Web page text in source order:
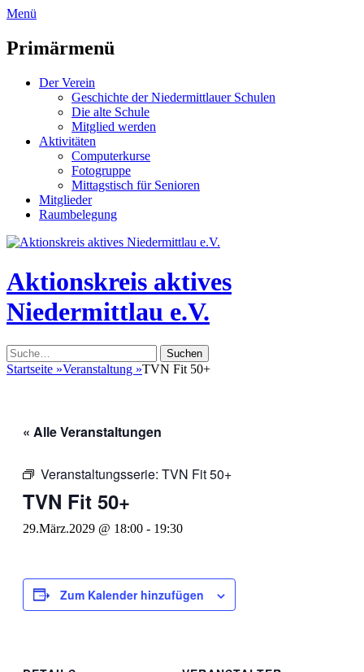
zum
überspringen
Menü
Primärmenü
Der Verein
Geschichte der Niedermittlauer Schulen
Die alte Schule
Mitglied werden
Aktivitäten
Computerkurse
Fotogruppe
Mittagstisch für Senioren
Mitglieder
Raumbelegung
Header
Aktionskreis aktives
Niedermittlau e.V.
Suche
nach:
Startseite »Veranstaltung »TVN Fit 50+
« Alle Veranstaltungen
Veranstaltungsserie: TVN Fit 50+
TVN Fit 50+
29.März.2029 @ 18:00 - 19:30
Zum Kalender hinzufügen